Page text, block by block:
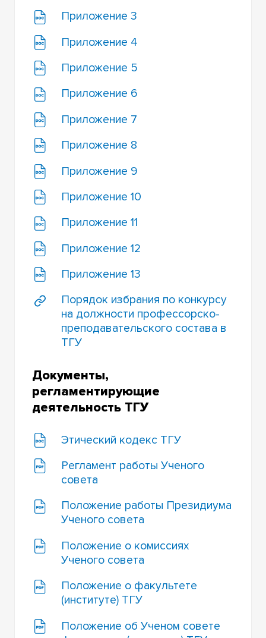
Приложение 3
Приложение 4
Приложение 5
Приложение 6
Приложение 7
Приложение 8
Приложение 9
Приложение 10
Приложение 11
Приложение 12
Приложение 13
Порядок избрания по конкурсу
на должности профессорско-
преподавательского состава в
ТГУ
Документы,
регламентирующие
деятельность ТГУ
Этический кодекс ТГУ
Регламент работы Ученого
совета
Положение работы Президиума
Ученого совета
Положение о комиссиях
Ученого совета
Положение о факультете
(институте) ТГУ
Положение об Ученом совете